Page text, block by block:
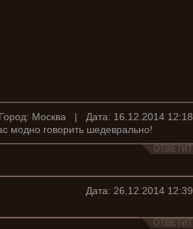
Город: Москва | Дата: 16.12.2014 12:18
модно говорить шедеврально!
Дата: 26.12.2014 12:39